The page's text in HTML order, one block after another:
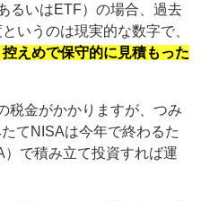
るいはETF）の場合、過去
いうのは現実的な数字で、
えめで保守的に見積もった
税金がかかりますが、つみ
てNISAは今年で終わるた
で積み立て投資すれば運